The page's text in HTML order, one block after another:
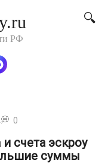
РФ
0
счета эскроу
суммы